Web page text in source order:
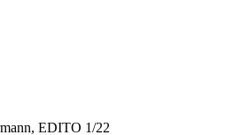
EDITO 1/22